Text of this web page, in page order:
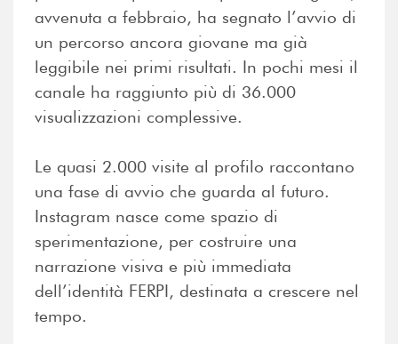
avvenuta a febbraio, ha segnato l’avvio di
un percorso ancora giovane ma già
leggibile nei primi risultati. In pochi mesi il
canale ha raggiunto più di 36.000
visualizzazioni complessive.
Le quasi 2.000 visite al profilo raccontano
una fase di avvio che guarda al futuro.
Instagram nasce come spazio di
sperimentazione, per costruire una
narrazione visiva e più immediata
dell’identità FERPI, destinata a crescere nel
tempo.